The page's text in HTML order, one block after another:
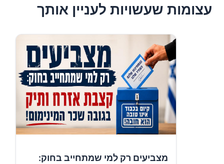
עצומות שעשויות לעניין אותך
מצביעים רק למי שמתחייב בחוק: